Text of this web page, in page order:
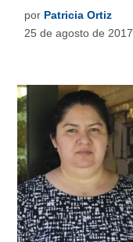
por Patricia Ortiz
25 de agosto de 2017